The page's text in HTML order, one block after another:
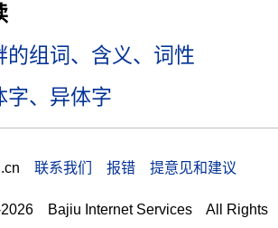
的组词、含义、词性
字、异体字
联系我们 报错 提意见和建议
2026 Bajiu Internet Services All Rights